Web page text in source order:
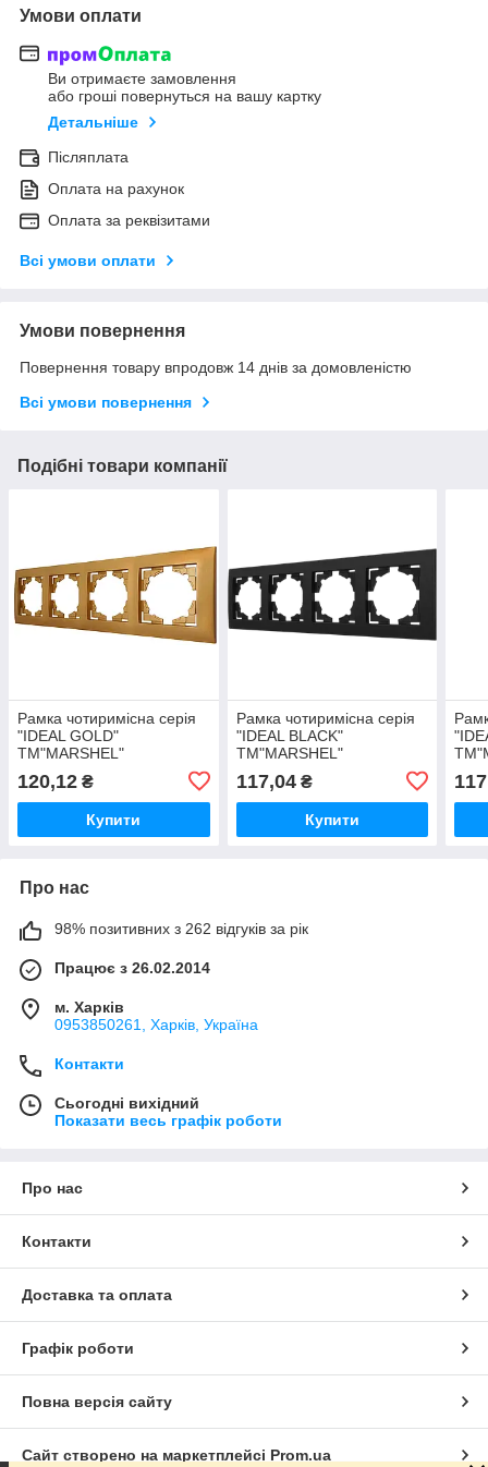
Умови оплати
Ви отримаєте замовлення
або гроші повернуться на вашу картку
Детальніше
Післяплата
Оплата на рахунок
Оплата за реквізитами
Всі умови оплати
Умови повернення
Повернення товару впродовж 14 днів за домовленістю
Всі умови повернення
Подібні товари компанії
Рамка чотиримісна серія
"IDEAL GOLD"
ТМ"MARSHEL"
120,12 ₴
Купити
Рамка чотиримісна серія
"IDEAL BLACK"
ТМ"MARSHEL"
117,04₴
Купити
Про нас
98% позитивних з 262 відгуків за рік
Працює з 26.02.2014
м. Харків
0953850261, Харків, Україна
Контакти
Сьогодні вихідний
Показати весь графік роботи
Про нас
Контакти
Доставка та оплата
Графік роботи
Повна версія сайту
Сайт створено на маркетплейсі Prom.ua